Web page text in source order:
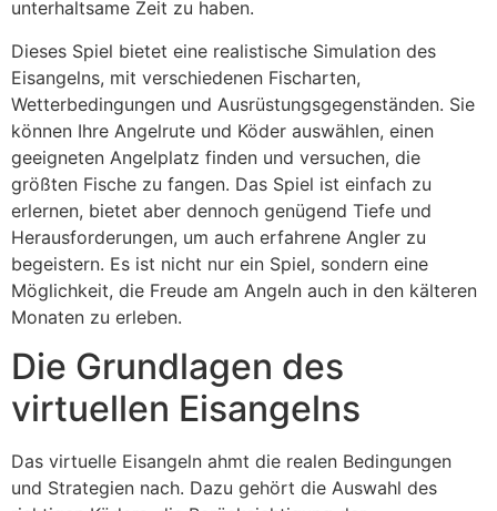
unterhaltsame Zeit zu haben.
Dieses Spiel bietet eine realistische Simulation des
Eisangelns, mit verschiedenen Fischarten,
Wetterbedingungen und Ausrüstungsgegenständen. Sie
können Ihre Angelrute und Köder auswählen, einen
geeigneten Angelplatz finden und versuchen, die
größten Fische zu fangen. Das Spiel ist einfach zu
erlernen, bietet aber dennoch genügend Tiefe und
Herausforderungen, um auch erfahrene Angler zu
begeistern. Es ist nicht nur ein Spiel, sondern eine
Möglichkeit, die Freude am Angeln auch in den kälteren
Monaten zu erleben.
Die Grundlagen des
virtuellen Eisangelns
Das virtuelle Eisangeln ahmt die realen Bedingungen
und Strategien nach. Dazu gehört die Auswahl des